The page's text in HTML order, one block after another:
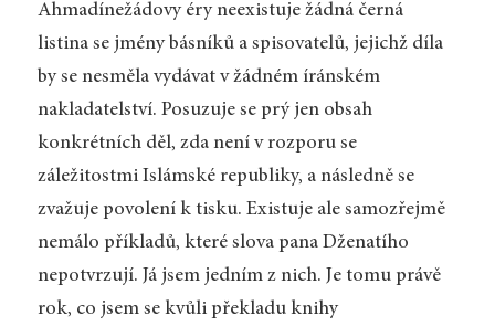
Ahmadínežádovy éry neexistuje žádná černá
listina se jmény básníků a spisovatelů, jejichž díla
by se nesměla vydávat v žádném íránském
nakladatelství. Posuzuje se prý jen obsah
konkrétních děl, zda není v rozporu se
záležitostmi Islámské republiky, a následně se
zvažuje povolení k tisku. Existuje ale samozřejmě
nemálo příkladů, které slova pana Dženatího
nepotvrzují. Já jsem jedním z nich. Je tomu právě
rok, co jsem se kvůli překladu knihy